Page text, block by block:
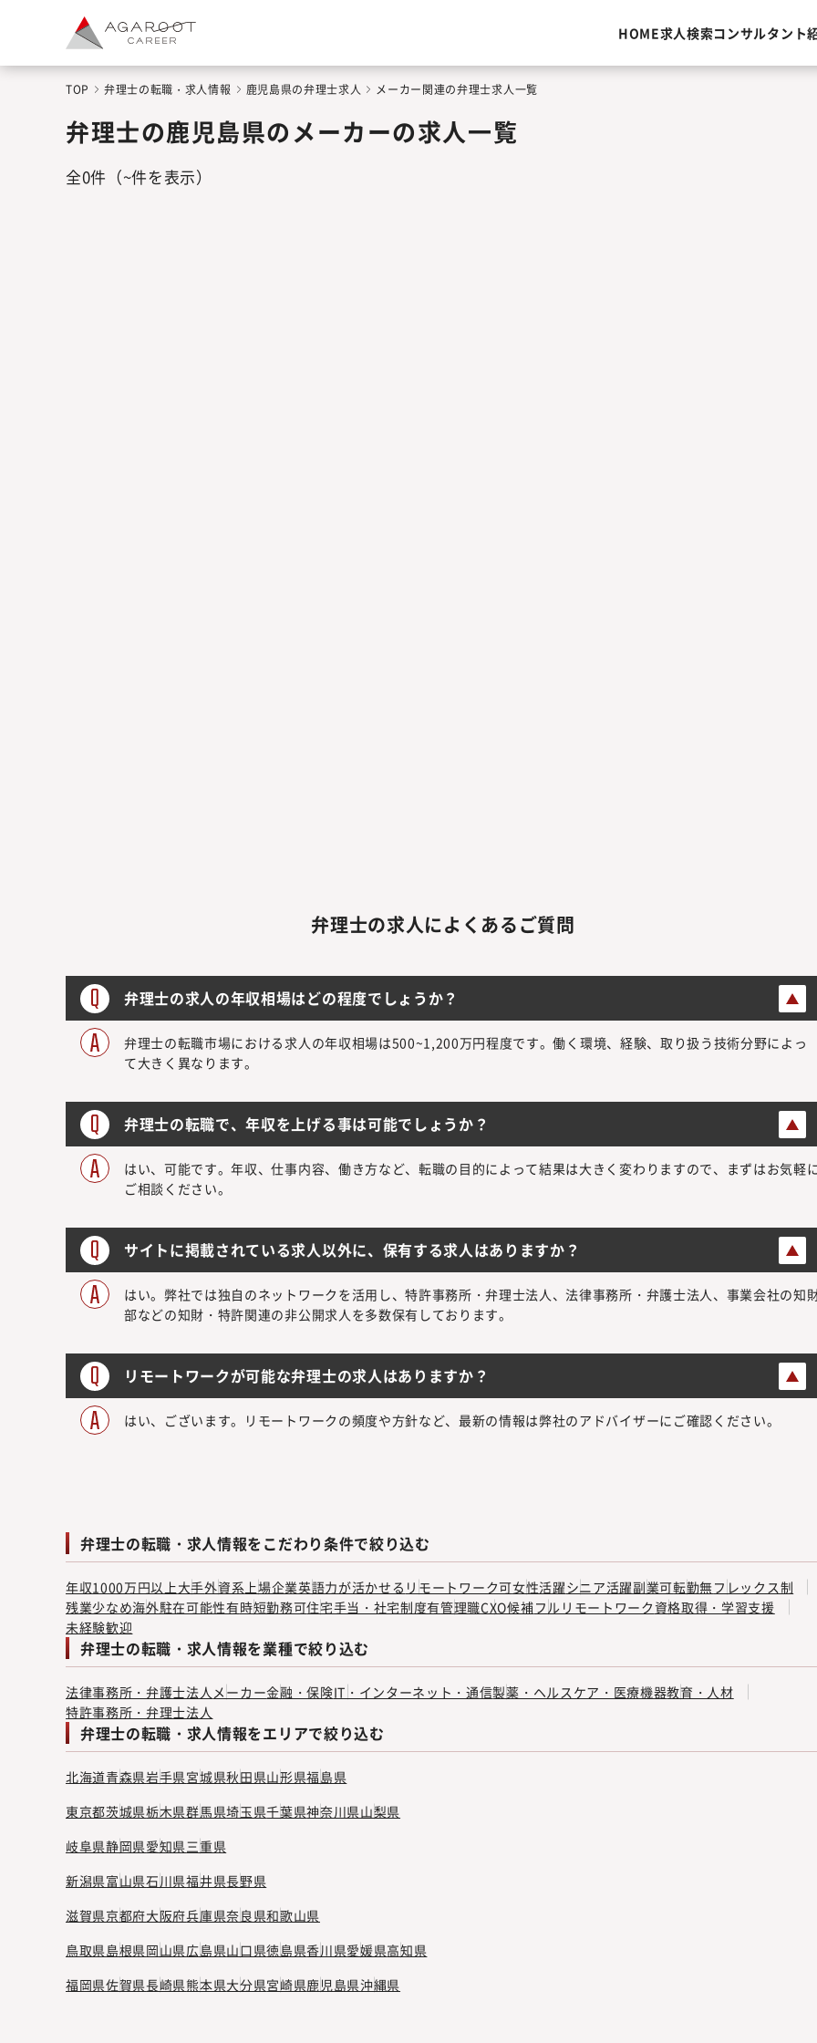
HOME求人検索コンサルタント
TOP 弁理士の転職・求人情報 鹿児島県の弁理士求人 メーカー関連の弁理士求人一覧
弁理士の鹿児島県のメーカーの求人一覧
全0件 （~件を表示）
弁理士の求人によくあるご質問
弁理士の求人の年収相場はどの程度でしょうか？
弁理士の転職市場における求人の年収相場は500~1,200万円程度です。働く環境、経験、取り扱う技術分野によっ
て大きく異なります。
弁理士の転職で、年収を上げる事は可能でしょうか？
はい、可能です。年収、仕事内容、働き方など、転職の目的によって結果は大きく変わりますので、まずはお気軽
ご相談ください。
サイトに掲載されている求人以外に、保有する求人はありますか？
はい。弊社では独自のネットワークを活用し、特許事務所・弁理士法人、法律事務所・弁護士法人、事業会社の知
部などの知財・特許関連の非公開求人を多数保有しております。
リモートワークが可能な弁理士の求人はありますか？
はい、ございます。リモートワークの頻度や方針など、最新の情報は弊社のアドバイザーにご確認ください。
弁理士の転職・求人情報をこだわり条件で絞り込む
年収1000万円以上大手外資系 上場企業英語力が活かせる リモートワーク可女性活躍シニア活躍副業可転勤無フレックス制
残業少なめ海外駐在可能性有時短勤務可住宅手当・社宅制度有管理職CXO候補フルリモートワーク資格取得・学習支援
未経験歓迎
弁理士の転職・求人情報を業種で絞り込む
法律事務所・弁護士法人 メーカー金融・保険IT・インターネット・通信製薬・ヘルスケア・医療機器教育・人材
特許事務所・弁理士法人
弁理士の転職・求人情報をエリアで絞り込む
北海道青森県岩手県宮城県秋田県山形県福島県
東京都茨城県栃木県群馬県埼玉県千葉県神奈川県山梨県
岐阜県静岡県愛知県三重県
新潟県富山県石川県福井県長野県
滋賀県京都府大阪府兵庫県奈良県和歌山県
鳥取県島根県岡山県広島県山口県徳島県香川県愛媛県高知県
福岡県佐賀県長崎県熊本県大分県宮崎県鹿児島県沖縄県